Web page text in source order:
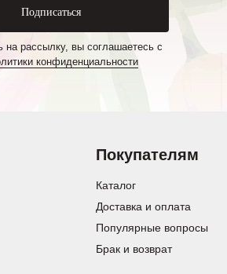
Подписаться
на рассылку, вы соглашаетесь с
конфиденциальности
Покупателям
Каталог
Доставка и оплата
Популярные вопросы
Брак и возврат